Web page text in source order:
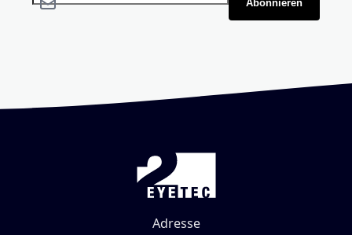
Abonnieren
Adresse